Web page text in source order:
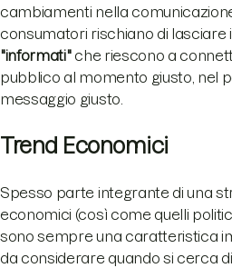
cambiamenti nella
consumatori rischiano di
"informati"che riescono a
pubblico al momento giusto, nel
messaggio giusto.
Trend Economici
Spesso parte integrante di una
economici (così come quelli
sono sempre una caratteristica
da considerare quando si cerca